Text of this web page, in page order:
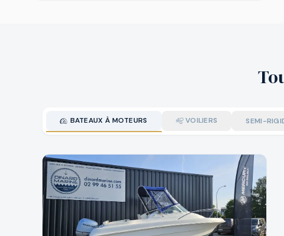
BATEAUX À MOTEURS VOILIERS SEMI-